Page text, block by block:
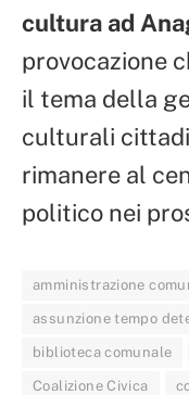
cultura ad
provocazione
il tema della
culturali
rimanere al
politico nei
amministrazione
assunzione tempo
biblioteca comunale
Coalizione Civica